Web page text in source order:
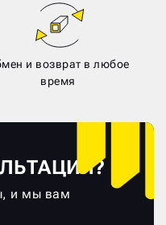
и возврат в любое
время
и мы вам